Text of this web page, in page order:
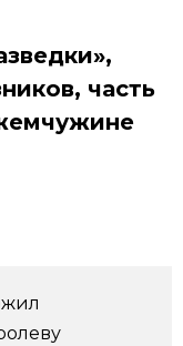
часть